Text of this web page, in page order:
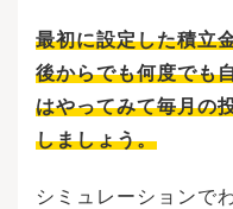
ります。そのときになって
フプランについて考えるこ
フプランを作らない場合、今
来に向けて何をするべきかを
してしまう可能性もあるで
最初に設定した積立
後からでも何度でも
はやってみて毎月の
しましょう。
シミュレーションで